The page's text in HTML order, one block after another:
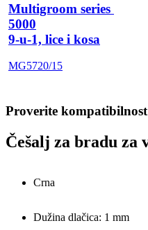
Multigroom series
5000
9-u-1, lice i kosa
MG5720/15
Proverite
Češalj za bradu za
Crna
Dužina dlačica: 1 mm